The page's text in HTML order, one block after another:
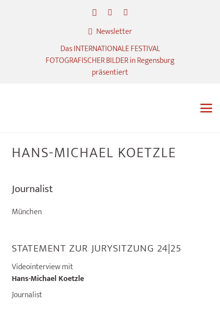
Newsletter
Das INTERNATIONALE FESTIVAL
FOTOGRAFISCHER BILDER in Regensburg
präsentiert
HANS-MICHAEL KOETZLE
Journalist
München
STATEMENT ZUR JURYSITZUNG 24|25
Videointerview mit
Hans-Michael Koetzle
Journalist